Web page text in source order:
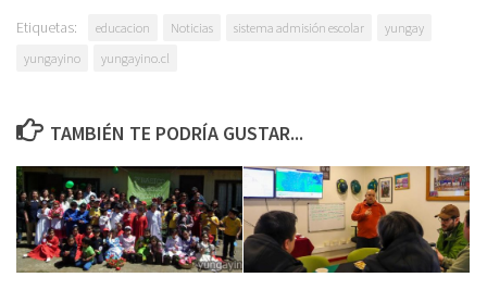
Etiquetas: educacion Noticias sistema admisión escolar
yungay
yungayino
yungayino.cl
TAMBIÉN TE PODRÍA GUSTAR...